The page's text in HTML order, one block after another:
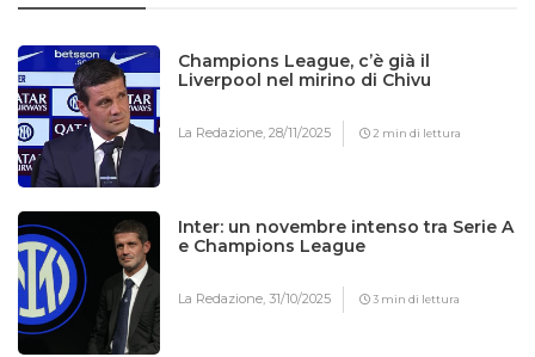
Champions League, c’è già il
Liverpool nel mirino di Chivu
La Redazione,28/11/2025 2 min di lettura
Inter: un novembre intenso tra Serie A
e Champions League
La Redazione,31/10/2025 3 min di lettura